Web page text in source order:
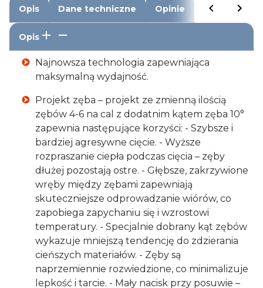
Opis Dane techniczne Opinie
Opis
Najnowsza technologia zapewniająca
maksymalną wydajność.
Projekt zęba – projekt ze zmienną ilością
zębów 4-6 na cal z dodatnim kątem zęba 10°
zapewnia następujące korzyści: - Szybsze i
bardziej agresywne cięcie. - Wyższe
rozpraszanie ciepła podczas cięcia – zęby
dłużej pozostają ostre. - Głębsze, zakrzywione
wręby między zębami zapewniają
skuteczniejsze odprowadzanie wiórów, co
zapobiega zapychaniu się i wzrostowi
temperatury. - Specjalnie dobrany kąt zębów
wykazuje mniejszą tendencję do zdzierania
cieńszych materiałów. - Zęby są
naprzemiennie rozwiedzione, co minimalizuje
lepkość i tarcie. - Mały nacisk przy posuwie –